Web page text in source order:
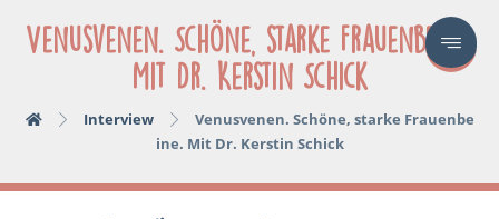
Venusvenen. Schöne, starke Frauenbeine.
Mit Dr. Kerstin Schick
Interview
Venusvenen. Schöne, starke Frauenbe
ine. Mit Dr. Kerstin Schick